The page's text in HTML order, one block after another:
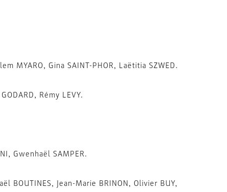
MYARO, Gina SAINT-PHOR, Laëtitia SZWED.
Rémy LEVY.
Gwenhaël SAMPER.
BOUTINES, Jean-Marie BRINON, Olivier BUY,